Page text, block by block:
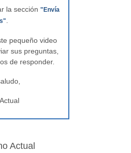
la sección "Envía
pequeño video
sus preguntas,
de responder.
Actual